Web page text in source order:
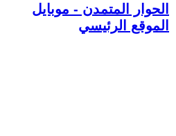
الحوار المتمدن - موبايل
الموقع الرئيسي